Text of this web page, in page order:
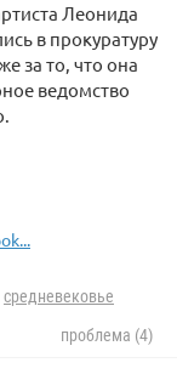
Леонида
в прокуратуру
за то, что она
ведомство
средневековье
проблема (4)